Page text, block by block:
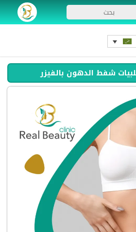
شفط الدهون بالفيزر